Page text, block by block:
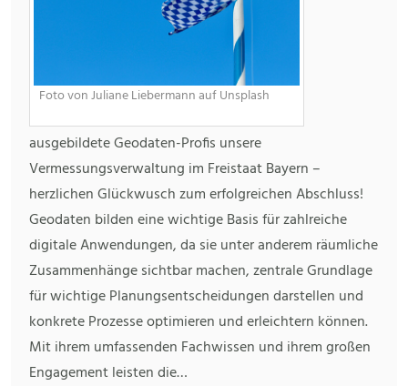
Foto von Juliane Liebermann auf Unsplash
ausgebildete Geodaten-Profis unsere
Vermessungsverwaltung im Freistaat Bayern –
herzlichen Glückwusch zum erfolgreichen Abschluss!
Geodaten bilden eine wichtige Basis für zahlreiche
digitale Anwendungen, da sie unter anderem räumliche
Zusammenhänge sichtbar machen, zentrale Grundlage
für wichtige Planungsentscheidungen darstellen und
konkrete Prozesse optimieren und erleichtern können.
Mit ihrem umfassenden Fachwissen und ihrem großen
Engagement leisten die…